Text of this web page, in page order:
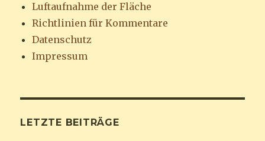
Luftaufnahme der Fläche
Richtlinien für Kommentare
Datenschutz
Impressum
LETZTE BEITRÄGE